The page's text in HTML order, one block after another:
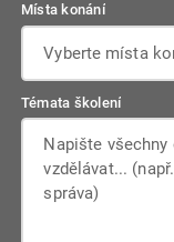
Místa konání
Vyberte místa
Témata školení